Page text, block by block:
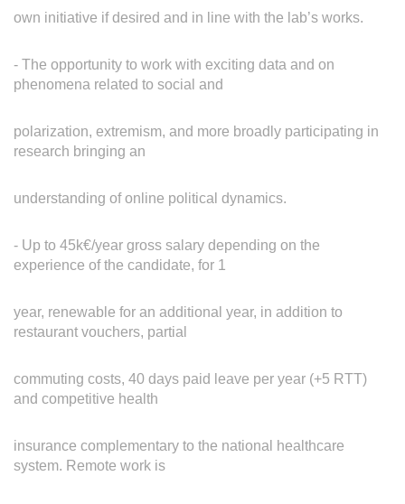
own initiative if desired and in line with the lab’s works.
- The opportunity to work with exciting data and on
phenomena related to social and
polarization, extremism, and more broadly participating in
research bringing an
understanding of online political dynamics.
- Up to 45k€/year gross salary depending on the
experience of the candidate, for 1
year, renewable for an additional year, in addition to
restaurant vouchers, partial
commuting costs, 40 days paid leave per year (+5 RTT)
and competitive health
insurance complementary to the national healthcare
system. Remote work is